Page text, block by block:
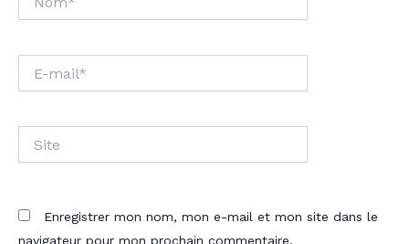
mail*
Enregistrer mon nom, mon e-mail et mon site dans le
navigateur pour mon prochain commentaire.